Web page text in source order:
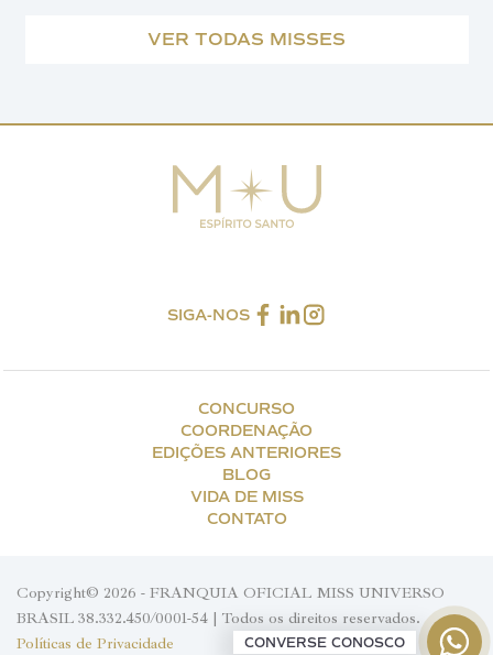
VER TODAS MISSES
SIGA-NOS
CONCURSO
COORDENAÇÃO
EDIÇÕES ANTERIORES
BLOG
VIDA DE MISS
CONTATO
Copyright© 2026 - FRANQUIA OFICIAL MISS UNIVERSO
BRASIL 38.332.450/0001-54 | Todos os direitos reservados.
Políticas de Privacidade
CONVERSE CONOSCO